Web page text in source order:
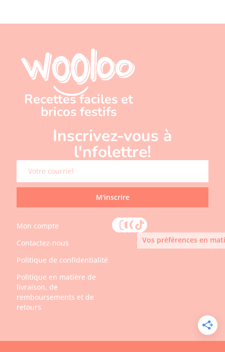
Recettes faciles et
bricos festifs
Inscrivez-vous à
l'nfolettre!
M'inscrire
Mon compte
Contactez-nous
Politique de confidentialité
Politique en matière de
livraison, de
remboursements et de
retours
Vos préférences en